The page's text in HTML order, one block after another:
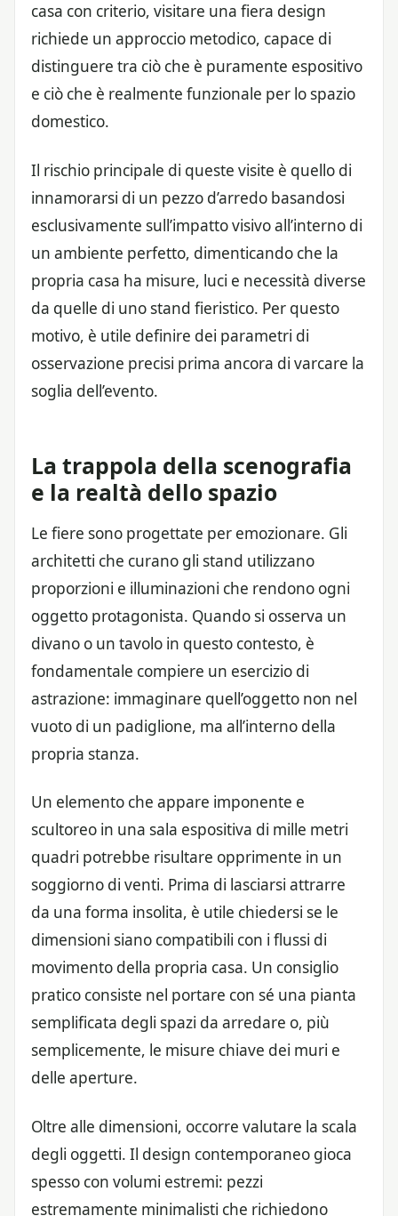
casa con criterio, visitare una fiera design
richiede un approccio metodico, capace di
distinguere tra ciò che è puramente espositivo
e ciò che è realmente funzionale per lo spazio
domestico.
Il rischio principale di queste visite è quello di
innamorarsi di un pezzo d’arredo basandosi
esclusivamente sull’impatto visivo all’interno di
un ambiente perfetto, dimenticando che la
propria casa ha misure, luci e necessità diverse
da quelle di uno stand fieristico. Per questo
motivo, è utile definire dei parametri di
osservazione precisi prima ancora di varcare la
soglia dell’evento.
La trappola della scenografia
e la realtà dello spazio
Le fiere sono progettate per emozionare. Gli
architetti che curano gli stand utilizzano
proporzioni e illuminazioni che rendono ogni
oggetto protagonista. Quando si osserva un
divano o un tavolo in questo contesto, è
fondamentale compiere un esercizio di
astrazione: immaginare quell’oggetto non nel
vuoto di un padiglione, ma all’interno della
propria stanza.
Un elemento che appare imponente e
scultoreo in una sala espositiva di mille metri
quadri potrebbe risultare opprimente in un
soggiorno di venti. Prima di lasciarsi attrarre
da una forma insolita, è utile chiedersi se le
dimensioni siano compatibili con i flussi di
movimento della propria casa. Un consiglio
pratico consiste nel portare con sé una pianta
semplificata degli spazi da arredare o, più
semplicemente, le misure chiave dei muri e
delle aperture.
Oltre alle dimensioni, occorre valutare la scala
degli oggetti. Il design contemporaneo gioca
spesso con volumi estremi: pezzi
estremamente minimalisti che richiedono